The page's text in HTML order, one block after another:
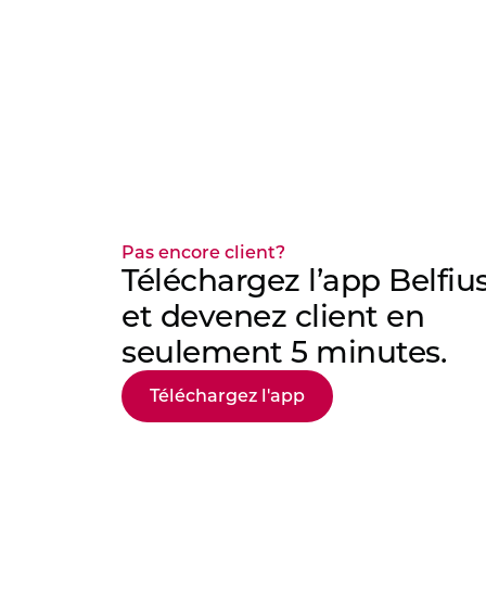
Pas encore client?
Téléchargez l’app
et devenez client en
seulement 5 minutes.
Téléchargez l'app